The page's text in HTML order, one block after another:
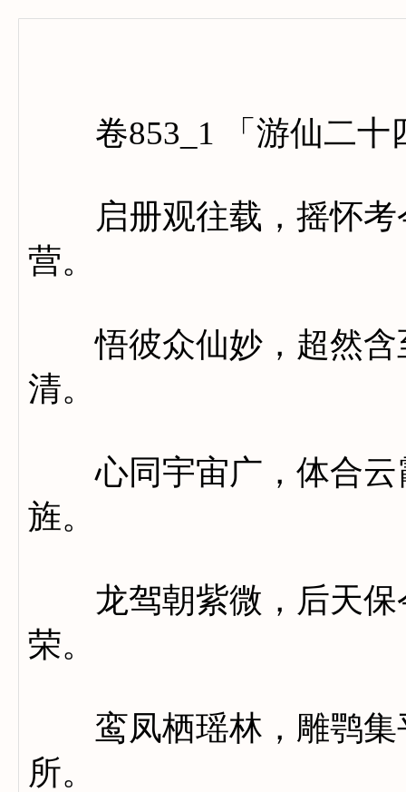
卷853_1 「游仙二十
启册观往载，摇怀考
营。
悟彼众仙妙，超然含
清。
心同宇宙广，体合云
旌。
龙驾朝紫微，后天保
荣。
鸾凤栖瑶林，雕鹗集
所。